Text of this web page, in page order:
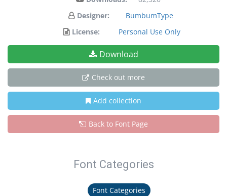
Designer:
BumbumType
License:
Personal Use Only
Download
Check out more
Add collection
Back to Font Page
Font Categories
Font Categories